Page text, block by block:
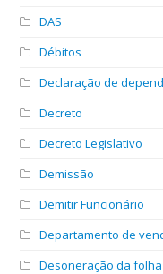
DAS
Débitos
Declaração de
Decreto
Decreto Legislativo
Demissão
Demitir Funcionário
Departamento de
Desoneração da folha